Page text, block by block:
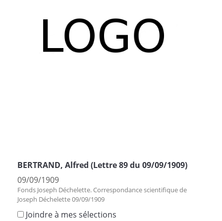
BERTRAND, Alfred (Lettre 89 du 09/09/1909)
09/09/1909
Fonds Joseph Déchelette. Correspondance scientifique de
Joseph Déchelette 09/09/1909
Joindre à mes sélections